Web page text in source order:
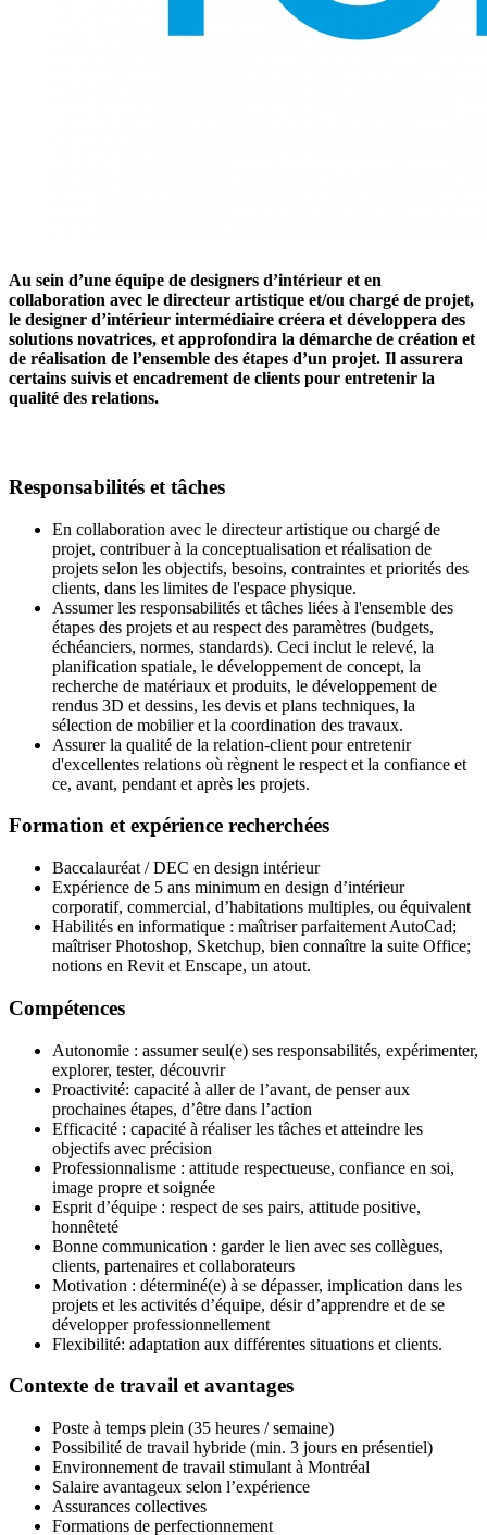
Au sein d’une équipe de designers d’intérieur et en
collaboration avec le directeur artistique et/ou chargé de projet,
le designer d’intérieur intermédiaire créera et développera des
solutions novatrices, et approfondira la démarche de création et
de réalisation de l’ensemble des étapes d’un projet. Il assurera
certains suivis et encadrement de clients pour entretenir la
qualité des relations.
Responsabilités et tâches
En collaboration avec le directeur artistique ou chargé de
projet, contribuer à la conceptualisation et réalisation de
projets selon les objectifs, besoins, contraintes et priorités des
clients, dans les limites de l'espace physique.
Assumer les responsabilités et tâches liées à l'ensemble des
étapes des projets et au respect des paramètres (budgets,
échéanciers, normes, standards). Ceci inclut le relevé, la
planification spatiale, le développement de concept, la
recherche de matériaux et produits, le développement de
rendus 3D et dessins, les devis et plans techniques, la
sélection de mobilier et la coordination des travaux.
Assurer la qualité de la relation-client pour entretenir
d'excellentes relations où règnent le respect et la confiance et
ce, avant, pendant et après les projets.
Formation et expérience recherchées
Baccalauréat / DEC en design intérieur
Expérience de 5 ans minimum en design d’intérieur
corporatif, commercial, d’habitations multiples, ou équivalent
Habilités en informatique : maîtriser parfaitement AutoCad;
maîtriser Photoshop, Sketchup, bien connaître la suite Office;
notions en Revit et Enscape, un atout.
Compétences
Autonomie : assumer seul(e) ses responsabilités, expérimenter,
explorer, tester, découvrir
Proactivité: capacité à aller de l’avant, de penser aux
prochaines étapes, d’être dans l’action
Efficacité : capacité à réaliser les tâches et atteindre les
objectifs avec précision
Professionnalisme : attitude respectueuse, confiance en soi,
image propre et soignée
Esprit d’équipe : respect de ses pairs, attitude positive,
honnêteté
Bonne communication : garder le lien avec ses collègues,
clients, partenaires et collaborateurs
Motivation : déterminé(e) à se dépasser, implication dans les
projets et les activités d’équipe, désir d’apprendre et de se
développer professionnellement
Flexibilité: adaptation aux différentes situations et clients.
Contexte de travail et avantages
Poste à temps plein (35 heures / semaine)
Possibilité de travail hybride (min. 3 jours en présentiel)
Environnement de travail stimulant à Montréal
Salaire avantageux selon l’expérience
Assurances collectives
Formations de perfectionnement